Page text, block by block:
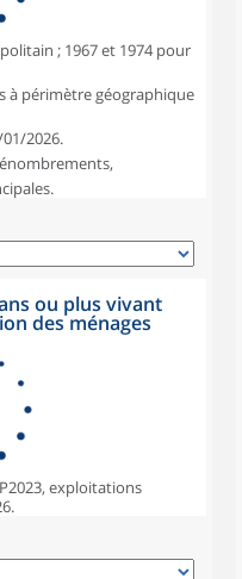
; 1967 et 1974 pour
à périmètre géographique
2026.
ou plus vivant
des ménages
exploitations